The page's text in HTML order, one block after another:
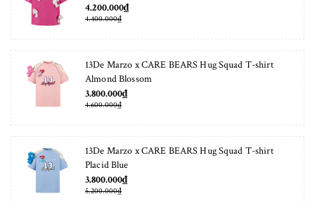
4.200.000₫
4.400.000₫
13De Marzo x CARE BEARS Hug Squad T-shirt
Almond Blossom
3.800.000₫
4.600.000₫
13De Marzo x CARE BEARS Hug Squad T-shirt
Placid Blue
3.800.000₫
5.200.000₫